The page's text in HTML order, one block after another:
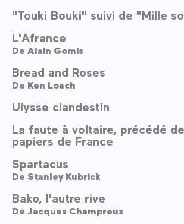
"Touki Bouki" suivi de "Mille
L'Afrance
De Alain Gomis
Bread and Roses
De Ken Loach
Ulysse clandestin
La faute à voltaire, précédé
papiers de France
Spartacus
De Stanley Kubrick
Bako, l'autre rive
De Jacques Champreux